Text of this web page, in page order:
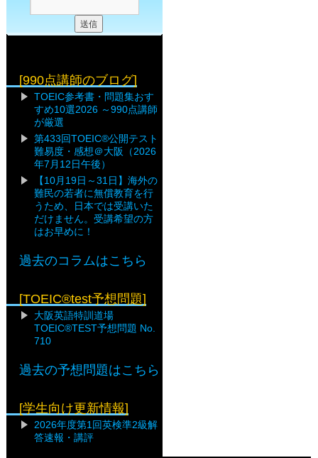
[990点講師のブログ]
TOEIC参考書・問題集おす
すめ10選2026 ～990点講師
が厳選
第433回TOEIC®公開テスト
難易度・感想＠大阪（2026
年7月12日午後）
【10月19日～31日】海外の
難民の若者に無償教育を行
うため、日本では受講いた
だけません。受講希望の方
はお早めに！
過去のコラムはこちら
[TOEIC®test予想問題]
大阪英語特訓道場
TOEIC®TEST予想問題 No.
710
過去の予想問題はこちら
[学生向け更新情報]
2026年度第1回英検準2級解
答速報・講評